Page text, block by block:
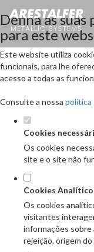
Defina as suas
para este
Este website utiliza
funcionais, para lhe
acesso a todas as
Consulte a nossa política
Cookies
Os cookies
site e o site não
Cookies
Os cookies
visitantes
informações
rejeição, origem